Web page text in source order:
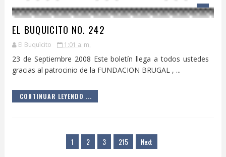
EL BUQUICITO NO. 242
El Buquìcito 1:01 a. m.
23 de Septiembre 2008 Este boletín llega a todos ustedes
gracias al patrocinio de la FUNDACION BRUGAL , ...
CONTINUAR LEYENDO ...
1 2 3 215 Next